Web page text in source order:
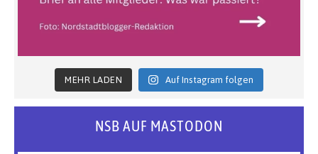
MEHR LADEN Auf Instagram folgen
NSB AUF MASTODON